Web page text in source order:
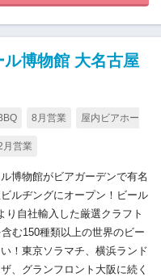
ル博物館 大名古屋
8月営業 屋内ビアホー
月営業
博物館がビアガーデンで有名
ルヂングにオープン！ビール
り自社輸入した厳選クラフト
む150種類以上の世界のビー
！東京ソラマチ、横浜ランド
、グランフロント大阪に続く